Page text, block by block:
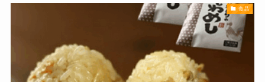
食品